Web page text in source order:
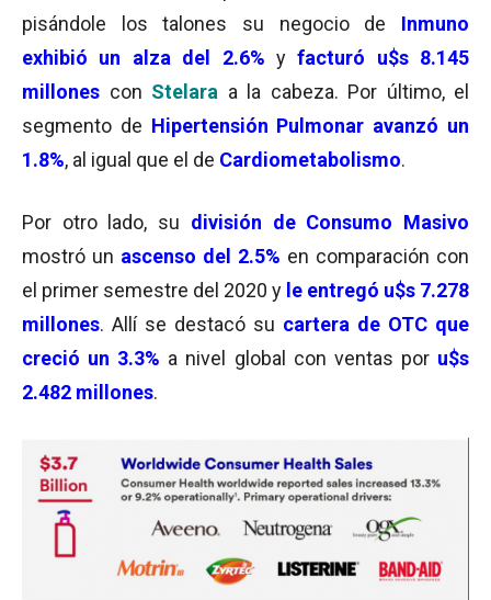
pisándole los talones su negocio de Inmuno
exhibió un alza del 2.6% yfacturó u$s 8.145
millones con Stelara a la cabeza. Por último, el
segmento de Hipertensión Pulmonar avanzó un
1.8%, al igual que el de Cardiometabolismo.
Por otro lado, su división de Consumo Masivo
mostró un ascenso del 2.5% en comparación con
el primer semestre del 2020 y le entregó u$s 7.278
millones. Allí se destacó su cartera de OTC que
creció un 3.3% a nivel global con ventas por u$s
2.482 millones.